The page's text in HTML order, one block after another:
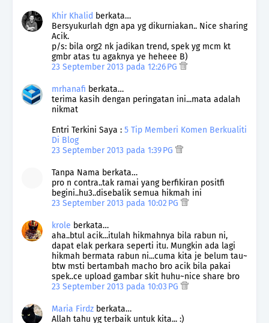
Khir Khalid berkata…
Bersyukurlah dgn apa yg dikurniakan.. Nice sharing
Acik.
p/s: bila org2 nk jadikan trend, spek yg mcm kt
gmbr atas tu agaknya ye heheee B)
23 September 2013 pada 12:26 PG
mrhanafi berkata…
terima kasih dengan peringatan ini...mata adalah
nikmat
Entri Terkini Saya : 5 Tip Memberi Komen Berkualiti
Di Blog
23 September 2013 pada 1:39 PG
Tanpa Nama berkata…
pro n contra..tak ramai yang berfikiran positfi
begini..hu3..disebalik semua hikmah ini
23 September 2013 pada 10:02 PG
krole berkata…
aha..btul acik...itulah hikmahnya bila rabun ni,
dapat elak perkara seperti itu. Mungkin ada lagi
hikmah bermata rabun ni...cuma kita je belum tau~
btw msti bertambah macho bro acik bila pakai
spek..ce upload gambar skit huhu~nice share bro
23 September 2013 pada 10:03 PG
Maria Firdz berkata…
Allah tahu yg terbaik untuk kita... :)